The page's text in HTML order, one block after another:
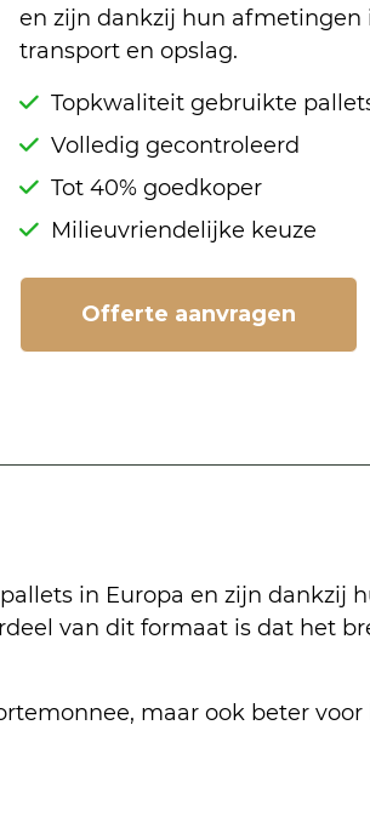
en zijn dankzij hun afmetingen
transport en opslag.
Topkwaliteit gebruikte
Volledig gecontroleerd
Tot 40% goedkoper
Milieuvriendelijke keuze
Offerte aanvragen
in Europa en zijn dankzij
van dit formaat is dat het
maar ook beter